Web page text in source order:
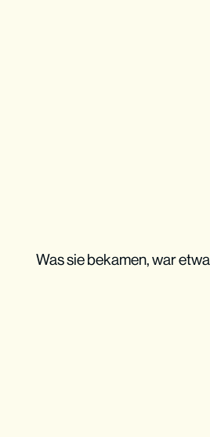
Was sie bekamen, war